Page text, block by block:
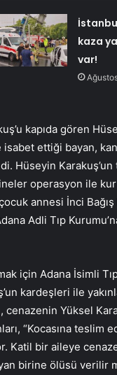
kaza
var!
kapıda gören
ettiği bayan,
Hüseyin Karakuş’un
operasyon ile
annesi İnci Bağış
Adli Tıp
için Adana İsimli
kardeşleri ile
Yüksel
“Kocasına teslim
Katil bir aileye
birine ölüsü verilir